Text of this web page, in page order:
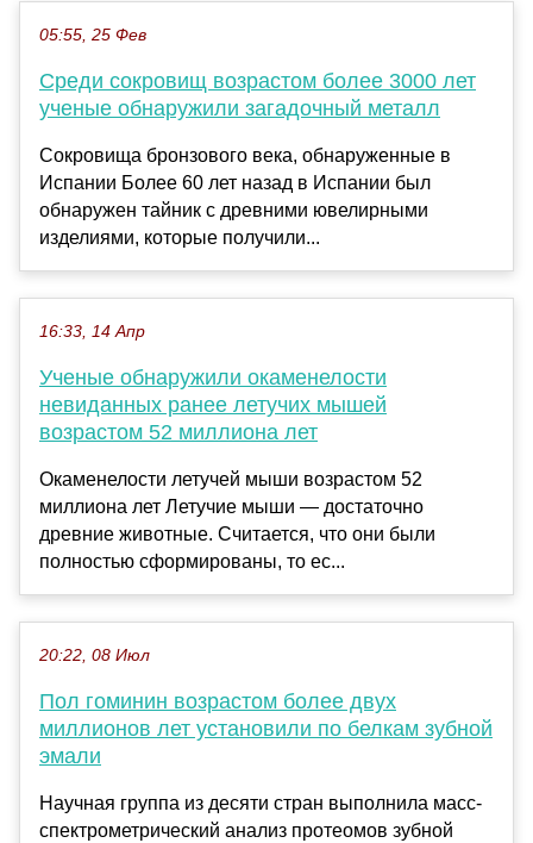
05:55, 25 Фев
Среди сокровищ возрастом более 3000 лет
ученые обнаружили загадочный металл
Сокровища бронзового века, обнаруженные в
Испании Более 60 лет назад в Испании был
обнаружен тайник с древними ювелирными
изделиями, которые получили...
16:33, 14 Апр
Ученые обнаружили окаменелости
невиданных ранее летучих мышей
возрастом 52 миллиона лет
Окаменелости летучей мыши возрастом 52
миллиона лет Летучие мыши — достаточно
древние животные. Считается, что они были
полностью сформированы, то ес...
20:22, 08 Июл
Пол гоминин возрастом более двух
миллионов лет установили по белкам зубной
эмали
Научная группа из десяти стран выполнила масс-
спектрометрический анализ протеомов зубной